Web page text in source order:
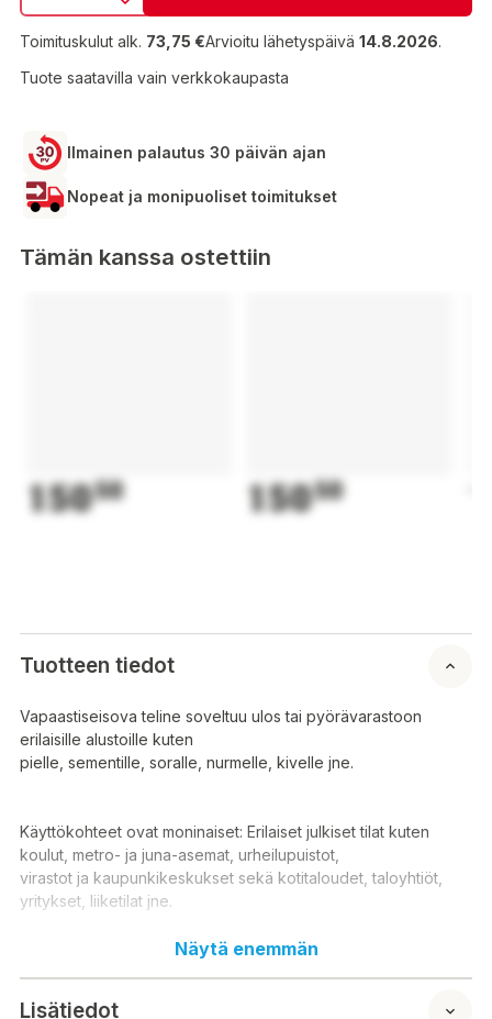
Toimituskulut alk. 73,75 €Arvioitu lähetyspäivä 14.8.2026.
Tuote saatavilla vain verkkokaupasta
Ilmainen palautus 30 päivän ajan
Nopeat ja monipuoliset toimitukset
Tämän kanssa ostettiin
15050 15050
Tuotteen tiedot
Vapaastiseisova teline soveltuu ulos tai pyörävarastoon
erilaisille alustoille kuten
pielle, sementille, soralle, nurmelle, kivelle jne.
Käyttökohteet ovat moninaiset: Erilaiset julkiset tilat kuten
koulut, metro- ja juna-asemat, urheilupuistot,
virastot ja kaupunkikeskukset sekä kotitaloudet, taloyhtiöt,
yritykset, liiketilat jne.
Näytä enemmän
Lisätiedot